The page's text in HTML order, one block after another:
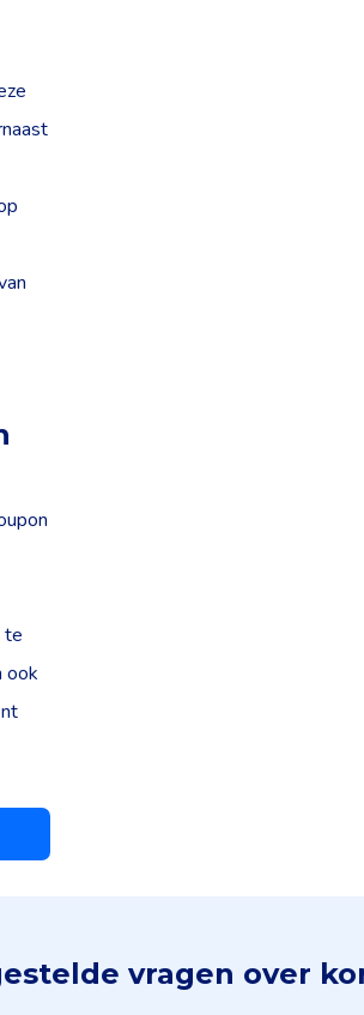
te
ook
vragen over